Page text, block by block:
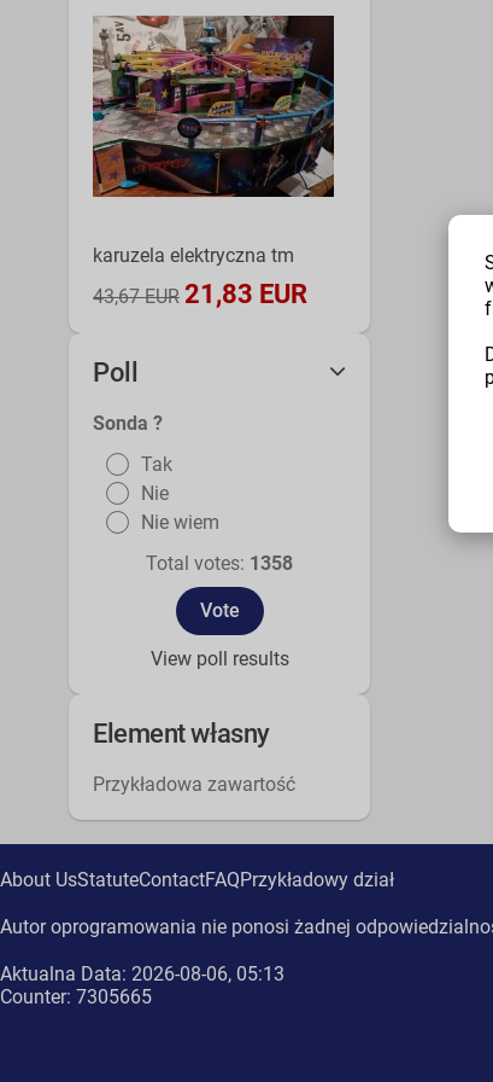
karuzela elektryczna tm
43,67 EUR 21,83 EUR
Poll
Sonda ?
Tak
Nie
Nie wiem
Total votes: 1358
View poll results
Element własny
Przykładowa zawartość
About UsStatuteContactFAQPrzykładowy dział
Autor oprogramowania nie ponosi żadnej
Aktualna Data: 2026-08-06, 05:13
Counter: 7305665